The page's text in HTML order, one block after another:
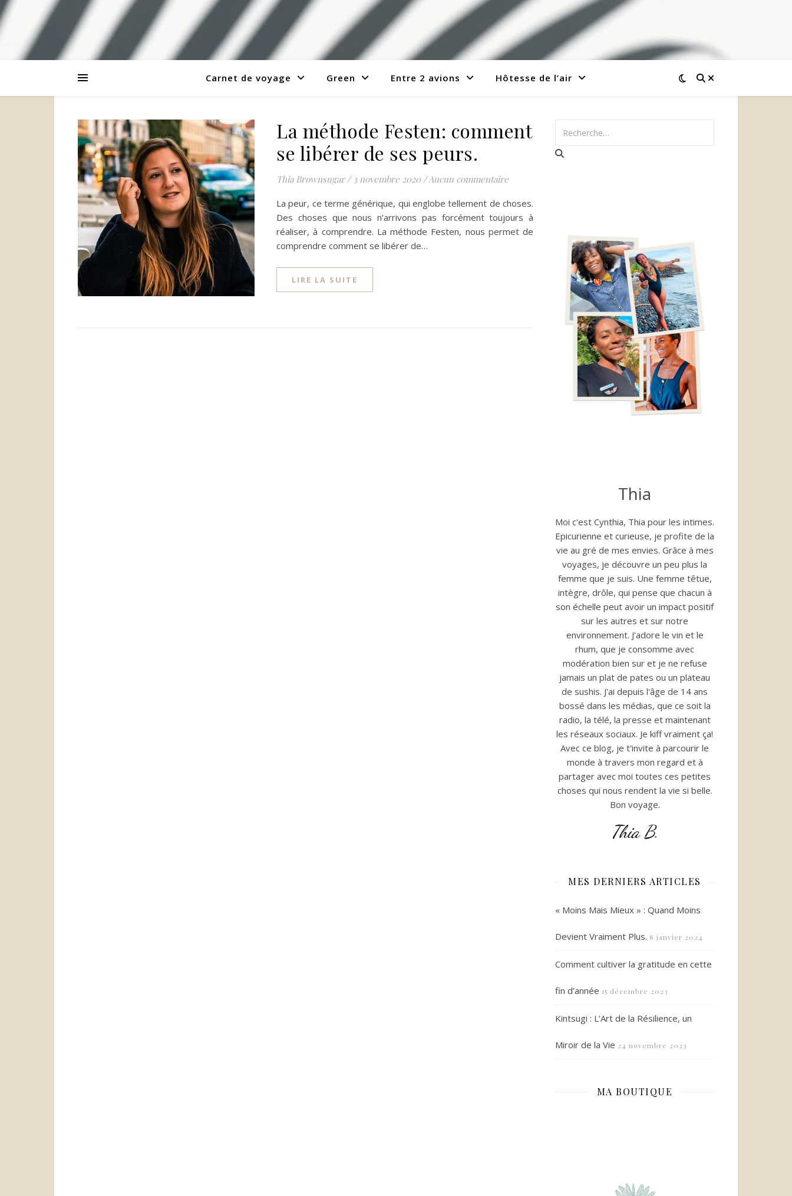
Carnet de voyage Green Entre 2 avions Hôtesse de l’air
La méthode Festen: comment
se libérer de ses peurs.
Thia Brownsugar / 3 novembre 2020 /Aucun commentaire
La peur, ce terme générique, qui englobe tellement de choses.
Des choses que nous n’arrivons pas forcément toujours à
réaliser, à comprendre. La méthode Festen, nous permet de
comprendre comment se libérer de…
LIRE LA SUITE
Thia
Moi c'est Cynthia, Thia pour les intimes.
Epicurienne et curieuse, je profite de la
vie au gré de mes envies. Grâce à mes
voyages, je découvre un peu plus la
femme que je suis. Une femme têtue,
intègre, drôle, qui pense que chacun à
son échelle peut avoir un impact positif
sur les autres et sur notre
environnement. J'adore le vin et le
rhum, que je consomme avec
modération bien sur et je ne refuse
jamais un plat de pates ou un plateau
de sushis. J'ai depuis l'âge de 14 ans
bossé dans les médias, que ce soit la
radio, la télé, la presse et maintenant
les réseaux sociaux. Je kiff vraiment ça!
Avec ce blog, je t'invite à parcourir le
monde à travers mon regard et à
partager avec moi toutes ces petites
choses qui nous rendent la vie si belle.
Bon voyage.
Thia B.
MES DERNIERS ARTICLES
« Moins Mais Mieux » : Quand Moins
Devient Vraiment Plus. 8 janvier 2024
Comment cultiver la gratitude en cette
fin d’année 15 décembre 2023
Kintsugi : L’Art de la Résilience, un
Miroir de la Vie 24 novembre 2023
MA BOUTIQUE